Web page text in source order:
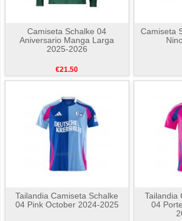
Camiseta Schalke 04
Aniversario Manga Larga
2025-2026
€21.50
Camiseta
Tailandia Camiseta Schalke
04 Pink October 2024-2025
Tailandia
04